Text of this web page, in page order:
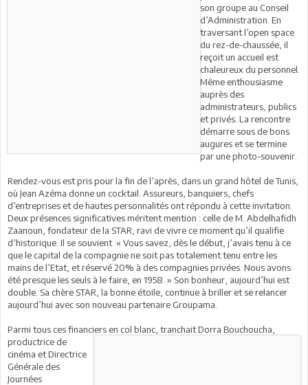
son groupe au Conseil
d’Administration. En
traversant l’open space
du rez-de-chaussée, il
reçoit un accueil est
chaleureux du personnel.
Même enthousiasme
auprès des
administrateurs, publics
et privés. La rencontre
démarre sous de bons
augures et se termine
par une photo-souvenir.
Rendez-vous est pris pour la fin de l’après, dans un grand hôtel de Tunis,
où Jean Azéma donne un cocktail. Assureurs, banquiers, chefs
d’entreprises et de hautes personnalités ont répondu à cette invitation.
Deux présences significatives méritent mention : celle de M. Abdelhafidh
Zaanoun, fondateur de la STAR, ravi de vivre ce moment qu’il qualifie
d’historique. Il se souvient :« Vous savez, dès le début, j’avais tenu à ce
que le capital de la compagnie ne soit pas totalement tenu entre les
mains de l’Etat, et réservé 20% à des compagnies privées. Nous avons
été presque les seuls à le faire, en 1958. » Son bonheur, aujourd’hui est
double. Sa chère STAR, la bonne étoile, continue à briller et se relancer
aujourd’hui avec son nouveau partenaire Groupama.
Parmi tous ces financiers en col blanc, tranchait Dorra Bouchoucha,
productrice de
cinéma et Directrice
Générale des
Journées